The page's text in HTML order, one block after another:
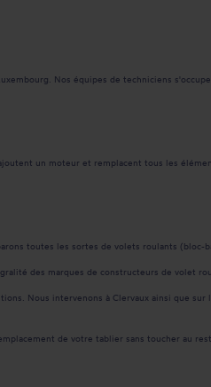
Nos équipes de techniciens
un moteur et remplacent tous les
toutes les sortes de volets roulants (bloc-
des marques de constructeurs de volet
Nous intervenons à Clervaux ainsi que sur
de votre tablier sans toucher au